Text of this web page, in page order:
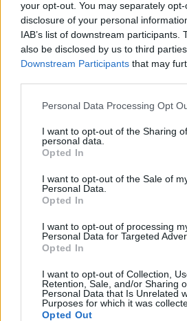
your opt-out. You may separately
disclosure of your personal
IAB’s list of downstream participants.
also be disclosed by us to third
Downstream Participants that may
Please note that this website/app
not limited to your visit or usage
grant or deny consent to Google and
use your data for below specified
consent section.
Personal Data Processing Opt
I want to opt-out of the Sharing
personal data.
Opted In
I want to opt-out of the Sale of
Personal Data.
Opted In
I want to opt-out of processing
Personal Data for Targeted
Opted In
I want to opt-out of Collection,
Retention, Sale, and/or Sharing
Personal Data that Is Unrelated
Purposes for which it was
Opted Out
Ricevi le nostre
daGoogle News
Condividi l'articolo
F
a
ce
b
o
o
k
T
w
it
te
Pi
n
te
re
W
at
s
p
p
S
a
re
Articolo
Prossimo
NOTIZIE RECENTI